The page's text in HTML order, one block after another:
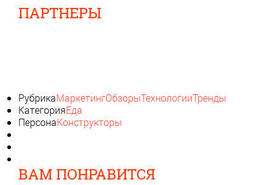
ПАРТНЕРЫ
РубрикаМаркетингОбзорыТехнологииТренды
КатегорияЕда
ПерсонаКонструкторы
ВАМ ПОНРАВИТСЯ